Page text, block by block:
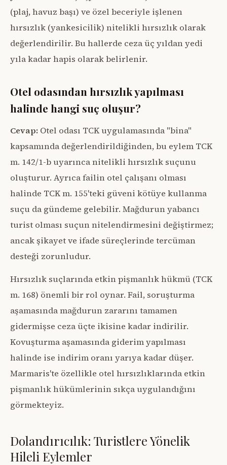
(plaj, havuz başı) ve özel beceriyle işlenen
hırsızlık (yankesicilik) nitelikli hırsızlık olarak
değerlendirilir. Bu hallerde ceza üç yıldan yedi
yıla kadar hapis olarak belirlenir.
Otel odasından hırsızlık yapılması
halinde hangi suç oluşur?
Cevap: Otel odası TCK uygulamasında "bina"
kapsamında değerlendirildiğinden, bu eylem TCK
m. 142/1-b uyarınca nitelikli hırsızlık suçunu
oluşturur. Ayrıca failin otel çalışanı olması
halinde TCK m. 155'teki güveni kötüye kullanma
suçu da gündeme gelebilir. Mağdurun yabancı
turist olması suçun nitelendirmesini değiştirmez;
ancak şikayet ve ifade süreçlerinde tercüman
desteği zorunludur.
Hırsızlık suçlarında etkin pişmanlık hükmü (TCK
m. 168) önemli bir rol oynar. Fail, soruşturma
aşamasında mağdurun zararını tamamen
gidermişse ceza üçte ikisine kadar indirilir.
Kovuşturma aşamasında giderim yapılması
halinde ise indirim oranı yarıya kadar düşer.
Marmaris'te özellikle otel hırsızlıklarında etkin
pişmanlık hükümlerinin sıkça uygulandığını
görmekteyiz.
Dolandırıcılık: Turistlere Yönelik
Hileli Eylemler